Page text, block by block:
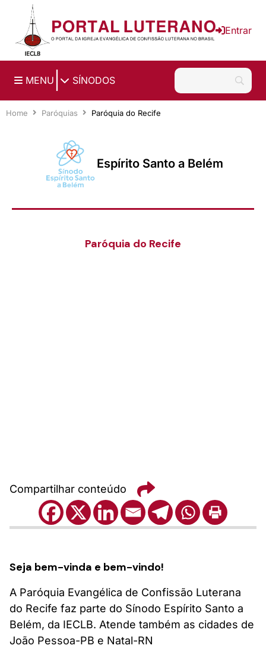
Ir para o conteúdo principal
Entrar
MENU SÍNODOS
Home Paróquias Paróquia do Recife
Espírito Santo a Belém
Paróquia do Recife
Compartilhar conteúdo
Seja bem-vinda e bem-vindo!
A Paróquia Evangélica de Confissão Luterana
do Recife faz parte do Sínodo Espírito Santo a
Belém, da IECLB. Atende também as cidades de
João Pessoa-PB e Natal-RN